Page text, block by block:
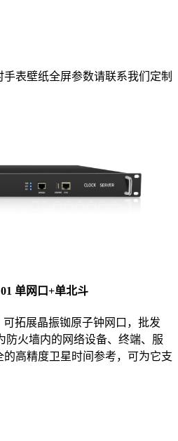
表壁纸全屏参数请联系我们定制
单网口+单北斗
拓展晶振铷原子钟网口，批发
防火墙内的网络设备、终端、服
高精度卫星时间参考，可为它支